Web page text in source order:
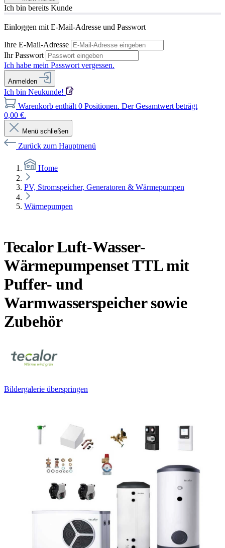
Ich bin bereits Kunde
Einloggen mit E-Mail-Adresse und Passwort
Ihre E-Mail-Adresse
Ihr Passwort
Ich habe mein Passwort vergessen.
Anmelden
Ich bin Neukunde!
Warenkorb enthält 0 Positionen. Der Gesamtwert beträgt
0,00 €.
Menü schließen
Zurück zum Hauptmenü
Home
PV, Stromspeicher, Generatoren & Wärmepumpen
Wärmepumpen
Tecalor Luft-Wasser-
Wärmepumpenset TTL mit
Puffer- und
Warmwasserspeicher sowie
Zubehör
Bildergalerie überspringen